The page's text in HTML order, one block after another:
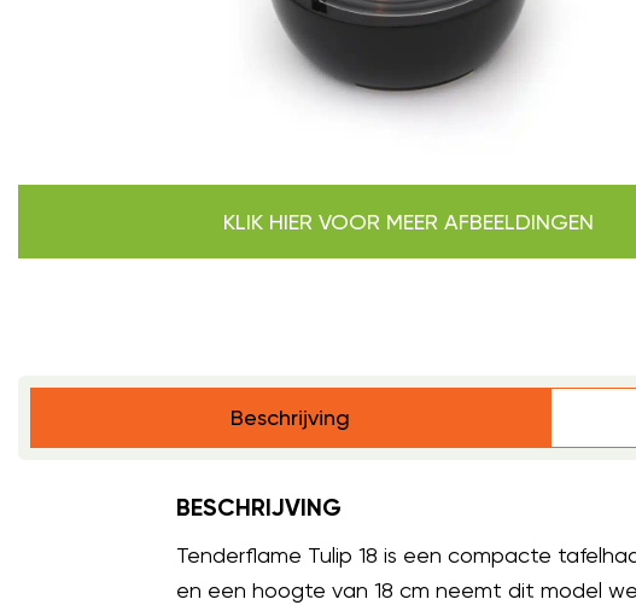
KLIK HIER VOOR MEER AFBEELDINGEN
Beschrijving
BESCHRIJVING
Tenderflame Tulip 18 is een compacte
en een hoogte van 18 cm neemt dit model